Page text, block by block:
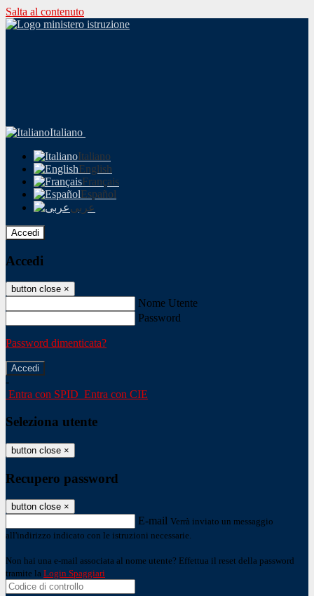
Salta al contenuto
Italiano
Italiano
English
Français
Español
عربى
Accedi
Accedi
button close ×
Nome Utente
Password
Password dimenticata?
-
Entra con SPID Entra con CIE
Seleziona utente
button close ×
Recupero password
button close ×
E-mail Verrà inviato un messaggio
all'indirizzo indicato con le istruzioni necessarie.
Non hai una e-mail associata al nome utente? Effettua il reset della password
tramite la Login Spaggiari